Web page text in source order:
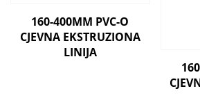
160-400MM PVC-O
CJEVNA EKSTRUZIONA
LINIJA